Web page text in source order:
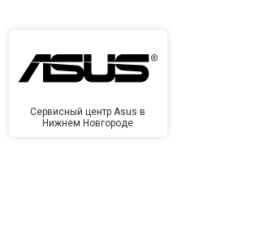
Сервисный центр Asus в
Нижнем Новгороде